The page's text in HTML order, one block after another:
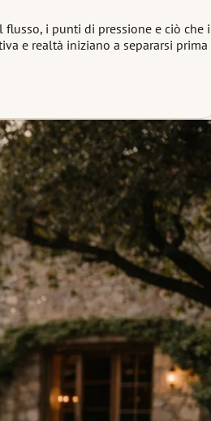
i punti di pressione e ciò che
e realtà iniziano a separarsi prima